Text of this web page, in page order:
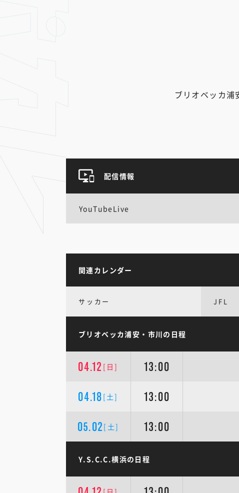
ブリオベッカ浦
配信情報
YouTubeLive
関連カレンダー
サッカー JFL
ブリオベッカ浦安・市川の日程
04.12 [日] 13:00
04.18 [土] 13:00
05.02 [土] 13:00
Y.S.C.C.横浜の日程